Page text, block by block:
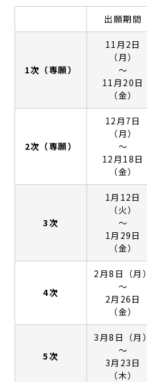
出願期間
1次（専願）
11月2日
（月）
〜
11月20日
（金）
2次（専願）
12月7日
（月）
〜
12月18日
（金）
3次
1月12日
（火）
〜
1月29日
（金）
4次
2月8日（月）
〜
2月26日
（金）
5次
3月8日（月）
〜
3月23日
（木）